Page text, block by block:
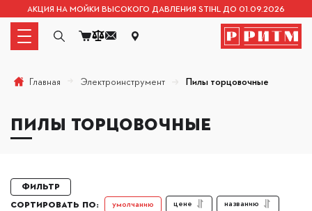
АКЦИЯ НА МОЙКИ ВЫСОКОГО ДАВЛЕНИЯ STIHL ДО 01.09.2026
Главная Электроинструмент Пилы торцовочные
ПИЛЫ ТОРЦОВОЧНЫЕ
Фильтр
СОРТИРОВАТЬ ПО:
умолчанию цене названию